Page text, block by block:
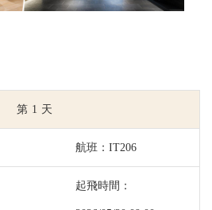
1
IT206